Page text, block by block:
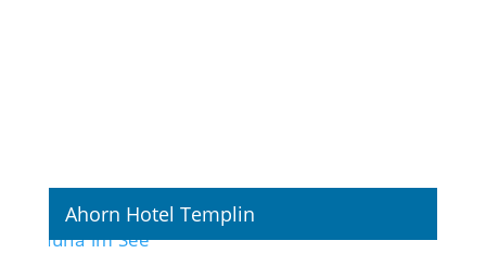
Ahorn Hotel Templin